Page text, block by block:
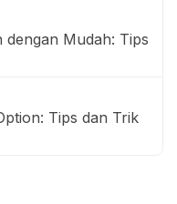
dengan Mudah: Tips
Tips dan Trik